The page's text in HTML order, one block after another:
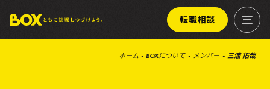
転職相談
ホーム BOXについて メンバー 三浦 拓哉